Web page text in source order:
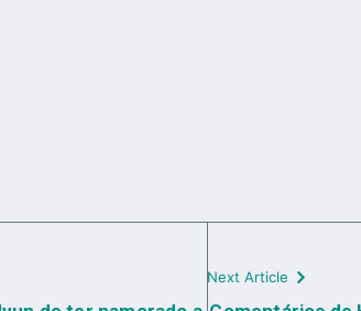
Next Article